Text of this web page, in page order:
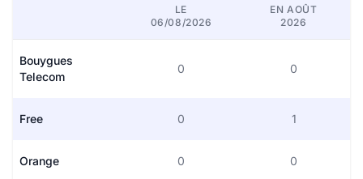
LE
06/08/2026
EN AOÛT
2026
Bouygues
Telecom
0 0
Free 0 1
Orange 0 0